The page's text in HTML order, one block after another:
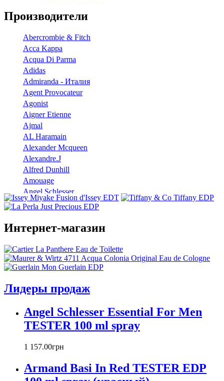
Производители
Abercrombie & Fitch
Acca Kappa
Acqua Di Parma
Adidas
Admiranda - Италия
Agent Provocateur
Agonist
Aigner Etienne
Ajmal
AL Haramain
Alexander Mcqueen
Alexandre.J
Alfred Dunhill
Amouage
Angel Schlesser
Anna Sui
Annick Goutal
Antonio Banderas
Aramis
Armaf
Armand Basi
Azzaro
Baldinini
Banana Republic
Betty Barclay
Bill Blass
Biotherm
Интернет-магазин
Лидеры продаж
Angel Schlesser Essential For Men
TESTER 100 ml spray
1 157.00грн
Armand Basi In Red TESTER EDP